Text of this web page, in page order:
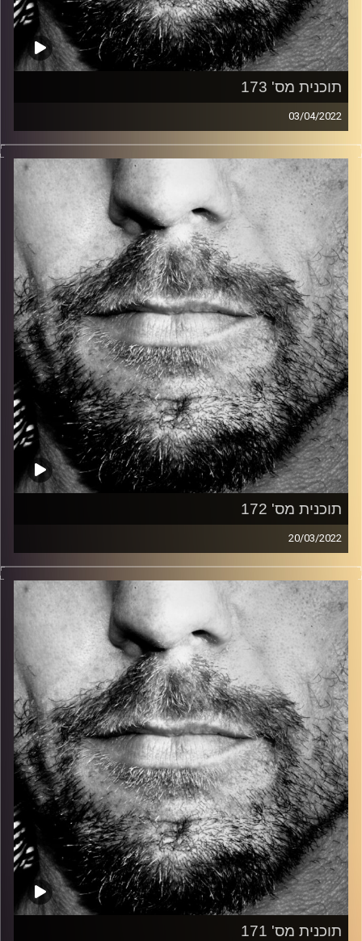
תוכנית מס' 173
03/04/2022
זיפים, מוזיקה מחוספסת של הופעות חיות. הרבה ג'אם, רוק,
בלוז, bluegrass, ג'אז, Fאנק, פרוגרסיב ואפילו אלקטרוניקה.
כל מה שחי, אמיתי ונושם.
עם שמוליק רגב.
קרדיט תמונות: David Goehring
תוכנית מס' 172
20/03/2022
זיפים, מוזיקה מחוספסת של הופעות חיות. הרבה ג'אם, רוק,
בלוז, bluegrass, ג'אז, Fאנק, פרוגרסיב ואפילו אלקטרוניקה.
כל מה שחי, אמיתי ונושם.
עם שמוליק רגב.
קרדיט תמונות: David Goehring
תוכנית מס' 171